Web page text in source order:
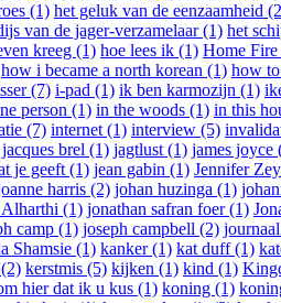
(1) het geluk van de eenzaamheid
van de jager-verzamelaar (1) het
kreeg (1) hoe lees ik (1) Home
how i became a north korean (1) how
(7) i-pad (1) ik ben karmozijn (1)
person (1) in the woods (1) in this
(7) internet (1) interview (5)
jacques brel (1) jagtlust (1) james joyce
je geeft (1) jean gabin (1) Jennifer
harris (2) johan huzinga (1)
Alharthi (1) jonathan safran foer (1)
camp (1) joseph campbell (2)
Shamsie (1) kanker (1) kat duff (1)
kerstmis (5) kijken (1) kind (1)
hier dat ik u kus (1) koning (1)